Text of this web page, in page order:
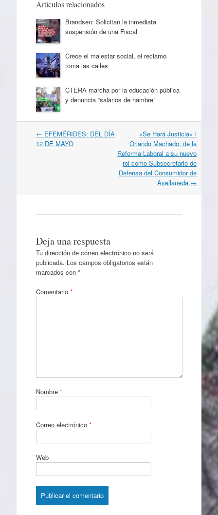
Artículos relacionados
Brandsen: Solicitan la inmediata
suspensión de una Fiscal
Crece el malestar social, el reclamo
toma las calles
CTERA marcha por la educación pública
y denuncia “salarios de hambre”
Navegación
por
← EFEMÉRIDES: DEL DÍA
12 DE MAYO
«Se Hará Justicia» /
Orlando Machado: de la
Reforma Laboral a su nuevo
rol como Subsecretario de
Defensa del Consumidor de
Avellaneda →
Deja una respuesta
Tu dirección de correo electrónico no será
publicada. Los campos obligatorios están
marcados con *
Comentario *
Nombre *
Correo electrónico *
Web